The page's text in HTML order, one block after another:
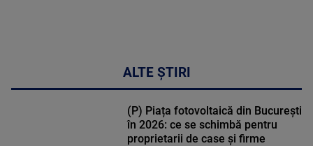
ALTE ȘTIRI
(P) Piața fotovoltaică din București
în 2026: ce se schimbă pentru
proprietarii de case și firme